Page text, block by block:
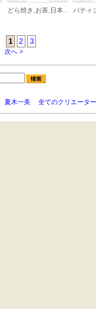
どら焼き,お茶,日本.. パティ
1 2 3
次へ >
夏木一美 全てのクリエーター